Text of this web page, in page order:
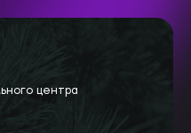
центра